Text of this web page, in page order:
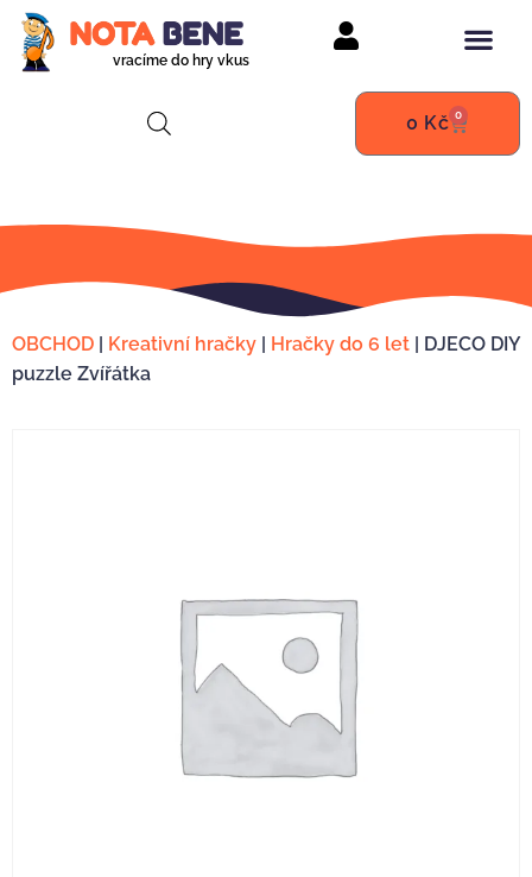
vracíme do hry vkus
0 Kč 0
OBCHOD | Kreativní hračky | Hračky do 6 let | DJECO DIY
puzzle Zvířátka